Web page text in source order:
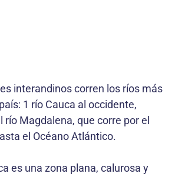
interandinos corren los ríos más
1 río Cauca al occidente,
río Magdalena, que corre por el
el Océano Atlántico.
es una zona plana, calurosa y